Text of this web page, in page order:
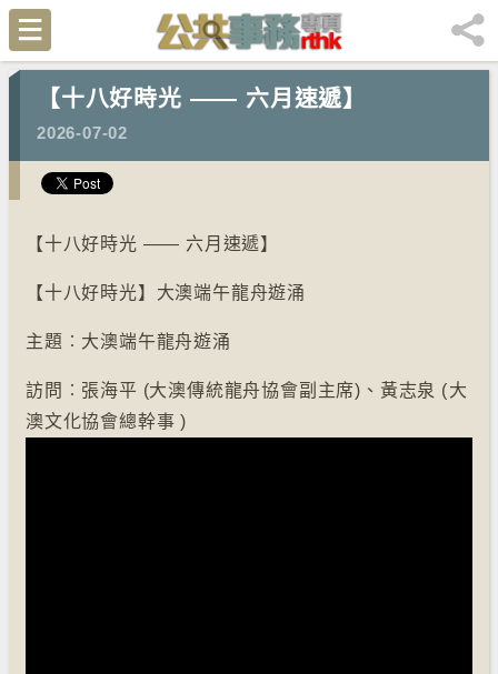
【十八好時光 —— 六月速遞】
2026-07-02
【十八好時光 —— 六月速遞】
【十八好時光】大澳端午龍舟遊涌
主題︰大澳端午龍舟遊涌
訪問︰張海平 (大澳傳統龍舟協會副主席)、黃志泉 (⁠大
澳文化協會總幹事 )